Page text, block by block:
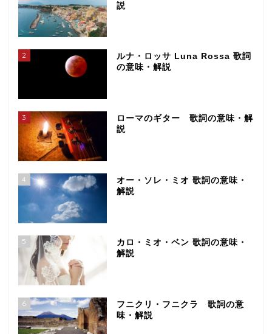
説
2
ルナ・ロッサ Luna Rossa 歌詞
の意味・解説
3
ローマのギター 歌詞の意味・解
説
4
オー・ソレ・ミオ 歌詞の意味・
解説
5
カロ・ミオ・ベン 歌詞の意味・
解説
6
フニクリ・フニクラ 歌詞の意
味・解説